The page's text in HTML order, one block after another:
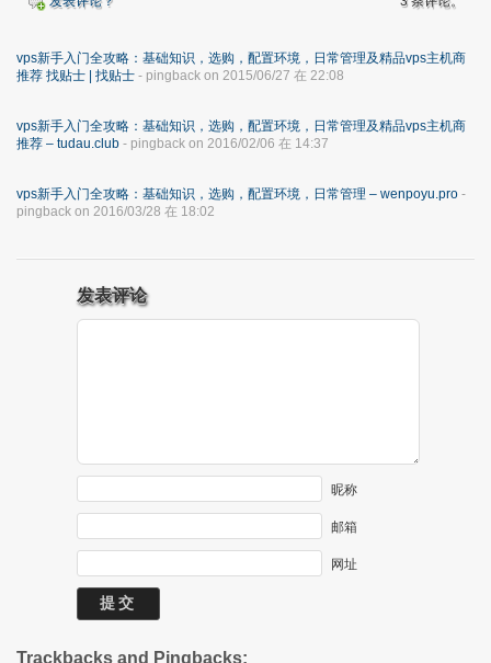
vps新手入门全攻略：基础知识，选购，配置环境，日常管理及精品vps主机商
推荐 找贴士 | 找贴士 - pingback on 2015/06/27 在 22:08
vps新手入门全攻略：基础知识，选购，配置环境，日常管理及精品vps主机商
推荐 – tudau.club - pingback on 2016/02/06 在 14:37
vps新手入门全攻略：基础知识，选购，配置环境，日常管理 – wenpoyu.pro -
pingback on 2016/03/28 在 18:02
发表评论
昵称
邮箱
网址
Trackbacks and Pingbacks: